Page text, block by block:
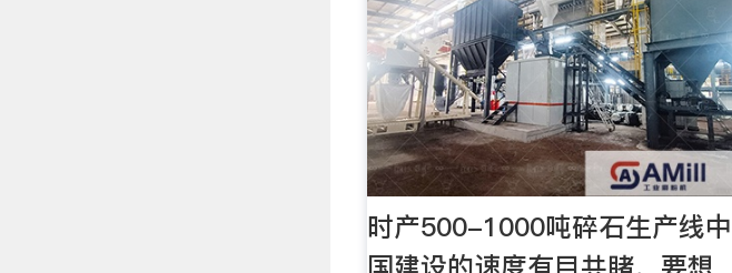
时产500-1000吨碎石生产线中